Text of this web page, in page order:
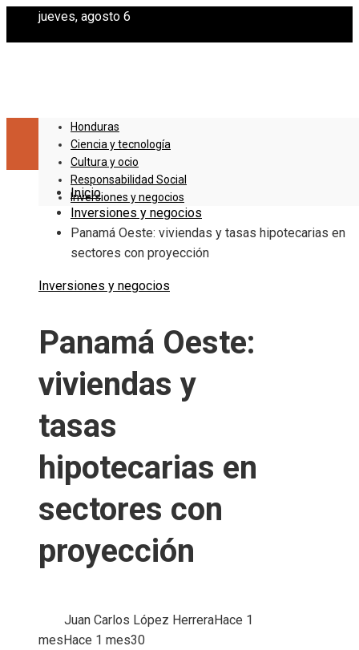
jueves, agosto 6
Honduras
Ciencia y tecnología
Cultura y ocio
Responsabilidad Social
Inversiones y negocios
Inicio
Inversiones y negocios
Panamá Oeste: viviendas y tasas hipotecarias en
sectores con proyección
Inversiones y negocios
Panamá Oeste:
viviendas y
tasas
hipotecarias en
sectores con
proyección
Juan Carlos López HerreraHace 1
mes Hace 1 mes30